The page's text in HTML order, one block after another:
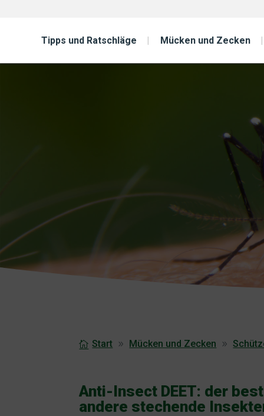
Tipps und Ratschläge Mücken und Zecken
Start Mücken und Zecken
Anti-Insect DEET: der
andere stechende